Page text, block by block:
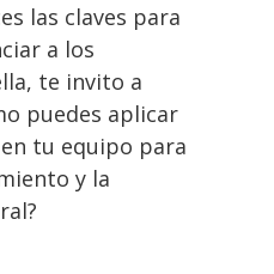
las claves para
a los
te invito a
puedes aplicar
tu equipo para
y la